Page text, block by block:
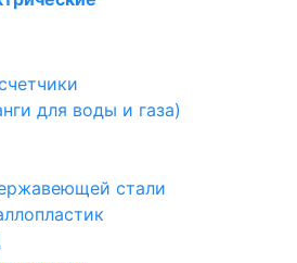
для воды и газа)
стали